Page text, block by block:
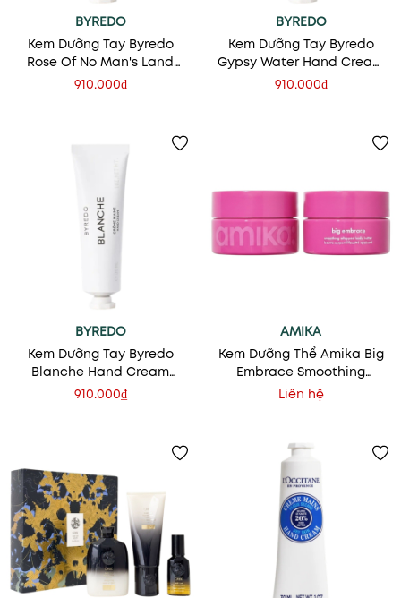
BYREDO
Kem Dưỡng Tay Byredo
Rose Of No Man's Land
Hand Cream 30ml
910.000₫
BYREDO
Kem Dưỡng Tay Byredo
Gypsy Water Hand Cream
30ml
910.000₫
BYREDO
Kem Dưỡng Tay Byredo
Blanche Hand Cream
30ml
910.000₫
AMIKA
Kem Dưỡng Thể Amika Big
Embrace Smoothing
Whipped Body Butter
Liên hệ